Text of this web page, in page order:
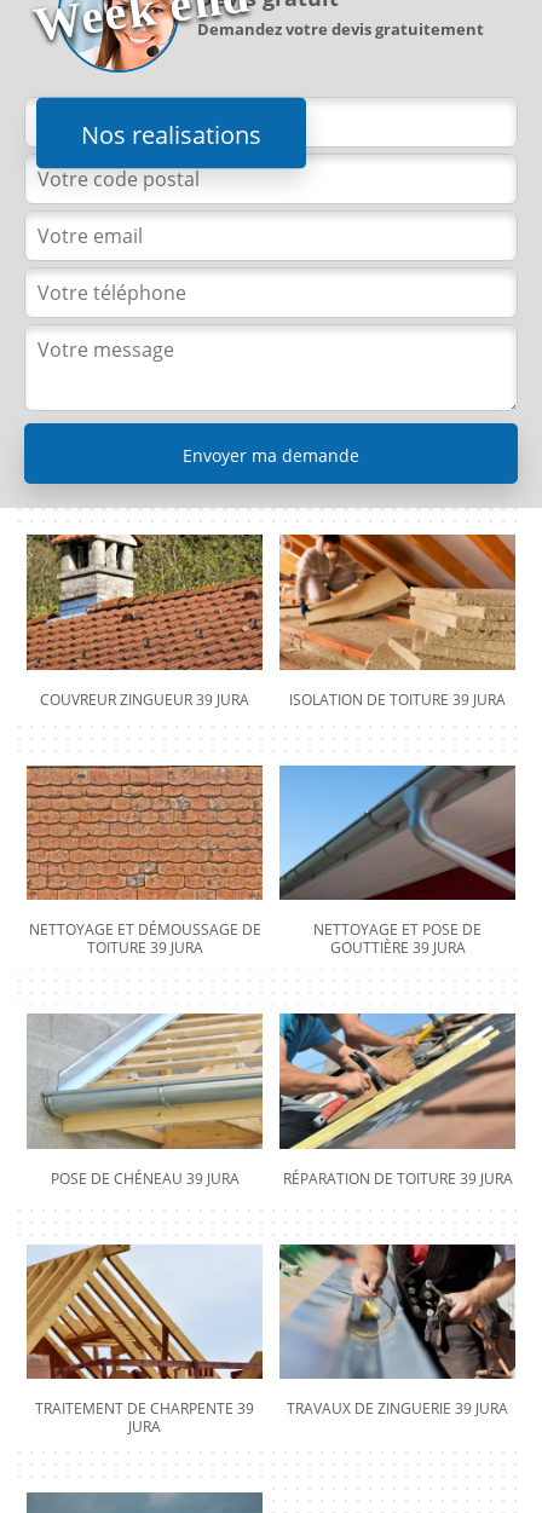
Nos realisations
Demandez votre devis gratuitement
COUVREUR ZINGUEUR 39 JURA ISOLATION DE TOITURE 39 JURA
NETTOYAGE ET DÉMOUSSAGE DE
TOITURE 39 JURA
NETTOYAGE ET POSE DE
GOUTTIÈRE 39 JURA
POSE DE CHÉNEAU 39 JURA RÉPARATION DE TOITURE 39 JURA
TRAITEMENT DE CHARPENTE 39
JURA
TRAVAUX DE ZINGUERIE 39 JURA